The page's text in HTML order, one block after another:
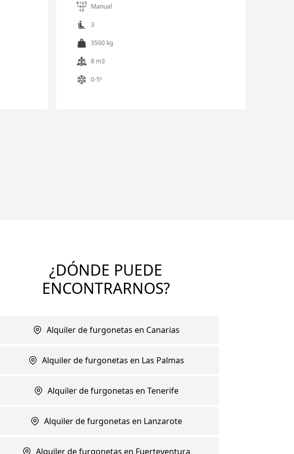
¿DÓNDE PUEDE
ENCONTRARNOS?
Alquiler de furgonetas en Canarias
Alquiler de furgonetas en Las Palmas
Alquiler de furgonetas en Tenerife
Alquiler de furgonetas en Lanzarote
Alquiler de furgonetas en Fuerteventura